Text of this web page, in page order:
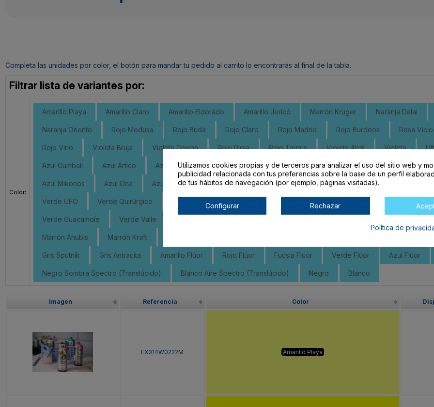
Completa las unidades por color, el botón para mandar tu pedido al carrito lo encontrarás al final de la tabla.
Filtrar lista de variantes por:
Color:
Amarillo Playa Amarillo Claro Amarillo Eldorado Amarillo Jericó Marrón Kruger Naranja Dalai
Naranja Oriente Rojo Medusa Rojo Buda Rojo Claro Rojo Madrid Rojo Burdeos Rosa Vicio
Rojo Vino Violeta Bruja Violeta Geisha Rojo Rioja Rojo Taurus Violeta Abril Violeta
Azul Gumball Azul Ártico Azul Avatar Azul Eléctrico Azul Tornado Azul Katmandú Azul
Azul Mikonos Azul Ona Azul 123 Klan Azul Lesbos Azul Hawaii Azul Fiji Azul Reef
Verde UFO Verde Quirúrgico Verde Perséfone Verde Mojito
Verde Guacamole Verde Valle
Marrón Anubis Marrón Kraft
Gris Sputnik Gris Antracita Amarillo Flúor Rojo Flúor Fucsia Flúor Verde Flúor Azul Flúor
Negro Sombra Spectro (Translúcido) Blanco Aire Spectro (Translúcido) Negro Blanco
Imagen Referencia Color
EX014W0222M Amarillo Playa
Utilizamos cookies propias y de terceros para analizar el uso del sitio web y
publicidad relacionada con tus preferencias sobre la base de un perfil
de tus hábitos de navegación (por ejemplo, páginas visitadas).
Configurar Rechazar
Política de